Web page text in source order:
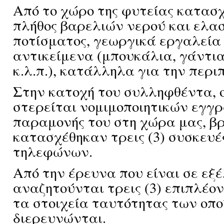
Από το χώρο της φυτείας
πλήθος βαρελιών νερού και
ποτίσματος, γεωργικά
αντικείμενα (μπουκάλια,
κ.λ.π.), κατάλληλα για την
Στην κατοχή του συλληφθέντα,
στερείται νομιμοποιητικών
παραμονής του στη χώρα μας,
κατασχέθηκαν τρεις (3)
τηλεφώνων.
Από την έρευνα που είναι σε
αναζητούνται τρεις (3)
τα στοιχεία ταυτότητας των
διερευνώνται.